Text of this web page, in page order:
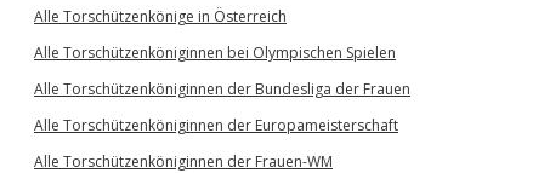
Alle Torschützenkönige in Österreich
Alle Torschützenköniginnen bei Olympischen Spielen
Alle Torschützenköniginnen der Bundesliga der Frauen
Alle Torschützenköniginnen der Europameisterschaft
Alle Torschützenköniginnen der Frauen-WM